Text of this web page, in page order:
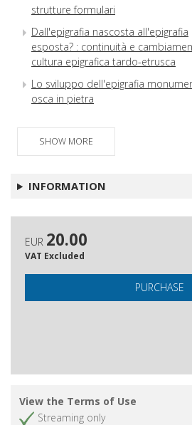
strutture formulari
Dall'epigrafia nascosta all'epigrafia
esposta? : continuità e
cultura epigrafica tardo-etrusca
Lo sviluppo dell'epigrafia
osca in pietra
SHOW MORE
INFORMATION
EUR 20.00
VAT Excluded
PURCHASE
View the Terms of Use
Streaming only